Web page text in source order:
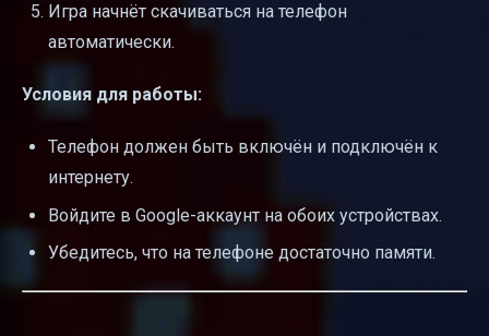
Игра начнёт скачиваться на телефон
автоматически.
Условия для работы:
Телефон должен быть включён и подключён к
интернету.
Войдите в Google-аккаунт на обоих устройствах.
Убедитесь, что на телефоне достаточно памяти.